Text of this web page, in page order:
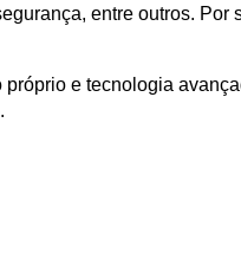
entre outros. Por
próprio e tecnologia